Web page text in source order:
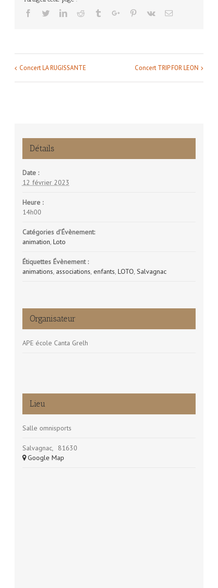
Facebook
TwitterLinkedinReddit TumblrGoogle+Pinterest
Vk Email
Navigation
Évènement
Concert LA RUGISSANTE Concert TRIP FOR LEON
Détails
Date :
12 février 2023
Heure :
14h00
Catégories d’Évènement:
animation, Loto
Étiquettes Évènement :
animations, associations, enfants, LOTO, Salvagnac
Organisateur
APE école Canta Grelh
Lieu
Salle omnisports
Salvagnac,
81630
+ Google Map